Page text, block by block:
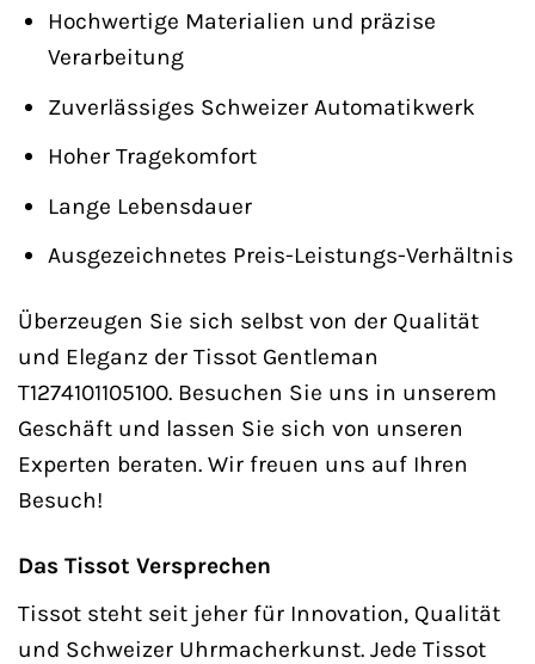
Hochwertige Materialien und präzise
Verarbeitung
Zuverlässiges Schweizer Automatikwerk
Hoher Tragekomfort
Lange Lebensdauer
Ausgezeichnetes Preis-Leistungs-Verhältnis
Überzeugen Sie sich selbst von der Qualität
und Eleganz der Tissot Gentleman
T1274101105100. Besuchen Sie uns in unserem
Geschäft und lassen Sie sich von unseren
Experten beraten. Wir freuen uns auf Ihren
Besuch!
Das Tissot Versprechen
Tissot steht seit jeher für Innovation, Qualität
und Schweizer Uhrmacherkunst. Jede Tissot